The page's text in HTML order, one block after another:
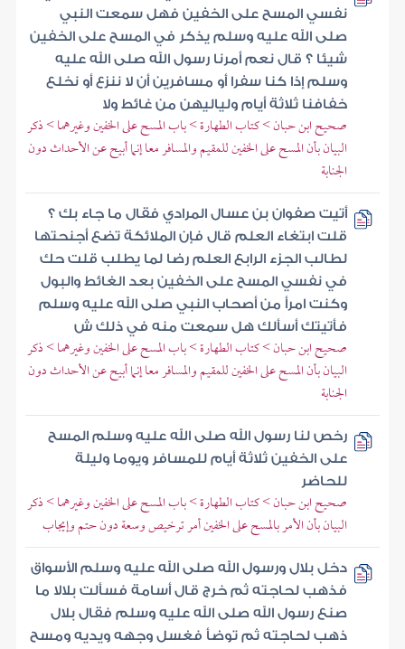
نفسي المسح على الخفين فهل سمعت النبي
صلى الله عليه وسلم يذكر في المسح على الخفين
شيئا ؟ قال نعم أمرنا رسول الله صلى الله عليه
وسلم إذا كنا سفرا أو مسافرين أن لا ننزع أو نخلع
خفافنا ثلاثة أيام ولياليهن من غائط ولا
صحيح ابن حبان > كتاب الطهارة > باب المسح على الخفين وغيرهما > ذكر
البيان بأن المسح على الخفين للمقيم والمسافر معا إنما أبيح عن الأحداث دون
الجنابة
أتيت صفوان بن عسال المرادي فقال ما جاء بك ؟
قلت ابتغاء العلم قال فإن الملائكة تضع أجنحتها
لطالب الجزء الرابع العلم رضا لما يطلب قلت حك
في نفسي المسح على الخفين بعد الغائط والبول
وكنت امرأ من أصحاب النبي صلى الله عليه وسلم
فأتيتك أسألك هل سمعت منه في ذلك ش
صحيح ابن حبان > كتاب الطهارة > باب المسح على الخفين وغيرهما > ذكر
البيان بأن المسح على الخفين للمقيم والمسافر معا إنما أبيح عن الأحداث دون
الجنابة
رخص لنا رسول الله صلى الله عليه وسلم المسح
على الخفين ثلاثة أيام للمسافر ويوما وليلة
للحاضر
صحيح ابن حبان > كتاب الطهارة > باب المسح على الخفين وغيرهما > ذكر
البيان بأن الأمر بالمسح على الخفين أمر ترخيص وسعة دون حتم وإيجاب
دخل بلال ورسول الله صلى الله عليه وسلم الأسواق
فذهب لحاجته ثم خرج قال أسامة فسألت بلالا ما
صنع رسول الله صلى الله عليه وسلم فقال بلال
ذهب لحاجته ثم توضأ فغسل وجهه ويديه ومسح